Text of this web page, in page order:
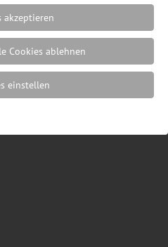
in Lübeck
akzeptieren
Cookies ablehnen
einstellen